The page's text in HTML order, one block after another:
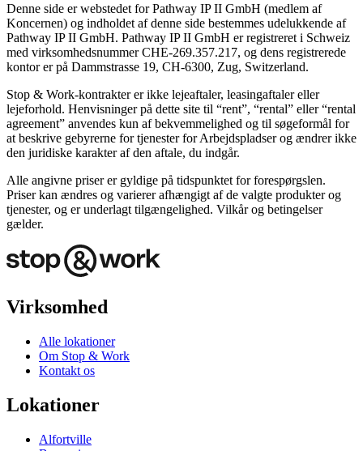
Denne side er webstedet for Pathway IP II GmbH (medlem af
Koncernen) og indholdet af denne side bestemmes udelukkende af
Pathway IP II GmbH. Pathway IP II GmbH er registreret i Schweiz
med virksomhedsnummer CHE-269.357.217, og dens registrerede
kontor er på Dammstrasse 19, CH-6300, Zug, Switzerland.
Stop & Work‑kontrakter er ikke lejeaftaler, leasingaftaler eller
lejeforhold. Henvisninger på dette site til “rent”, “rental” eller “rental
agreement” anvendes kun af bekvemmelighed og til søgeformål for
at beskrive gebyrerne for tjenester for Arbejdspladser og ændrer ikke
den juridiske karakter af den aftale, du indgår.
Alle angivne priser er gyldige på tidspunktet for forespørgslen.
Priser kan ændres og varierer afhængigt af de valgte produkter og
tjenester, og er underlagt tilgængelighed. Vilkår og betingelser
gælder.
Virksomhed
Alle lokationer
Om Stop & Work
Kontakt os
Lokationer
Alfortville